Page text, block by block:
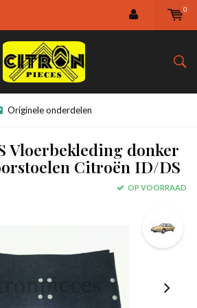
0
Originele onderdelen
Vloerbekleding donker
Citroën ID/DS
OP VOORRAAD